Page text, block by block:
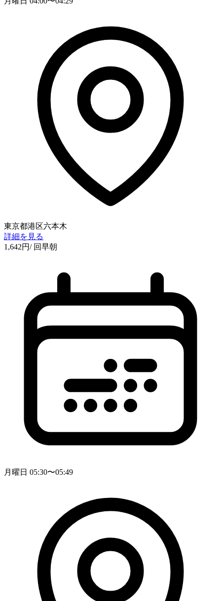
東京都港区六本木
詳細を見る
1,642円/ 回早朝
月曜日 05:30〜05:49